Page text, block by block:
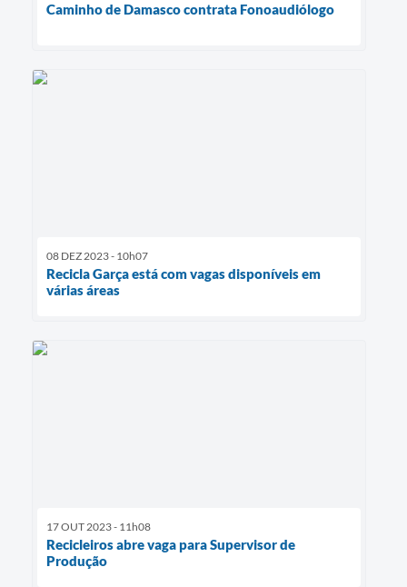
Caminho de Damasco contrata Fonoaudiólogo
08 DEZ 2023 - 10h07
Recicla Garça está com vagas disponíveis em
várias áreas
17 OUT 2023 - 11h08
Recicleiros abre vaga para Supervisor de
Produção